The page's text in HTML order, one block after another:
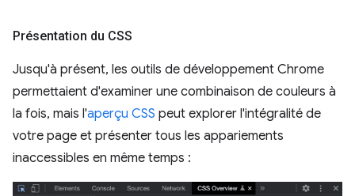
Présentation du CSS
Jusqu'à présent, les outils de développement Chrome
permettaient d'examiner une combinaison de couleurs à
la fois, mais l'aperçu CSS peut explorer l'intégralité de
votre page et présenter tous les appariements
inaccessibles en même temps :